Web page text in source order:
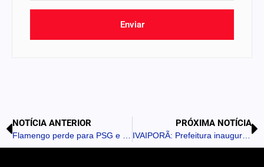
Enviar
NOTÍCIA ANTERIOR
Flamengo perde para PSG e vê sonho do bi mundial ser adiado
PRÓXIMA NOTÍCIA
IVAIPORÃ: Prefeitura inaugura Casa do Papai Noel e fortalece programação do Natal de Paz e Esperança